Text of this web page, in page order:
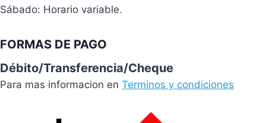
Sábado: Horario variable.
FORMAS DE PAGO
Débito/Transferencia/Cheque
Para mas informacion en Terminos y condiciones